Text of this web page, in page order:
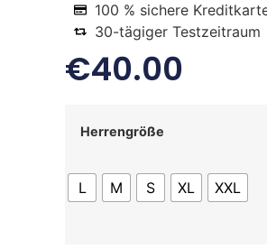
100 % sichere
30-tägiger Testzeitraum
€40.00
Herrengröße
L M S XL XXL